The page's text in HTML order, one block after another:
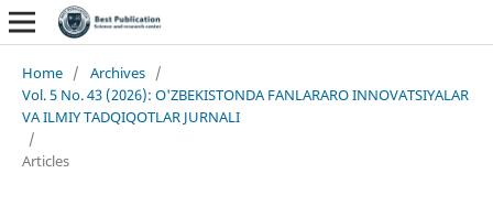
Home / Archives /
Vol. 5 No. 43 (2026): O'ZBEKISTONDA FANLARARO INNOVATSIYALAR
VA ILMIY TADQIQOTLAR JURNALI
/
Articles